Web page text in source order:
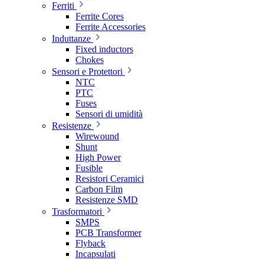
Ferriti
Ferrite Cores
Ferrite Accessories
Induttanze
Fixed inductors
Chokes
Sensori e Protettori
NTC
PTC
Fuses
Sensori di umidità
Resistenze
Wirewound
Shunt
High Power
Fusible
Resistori Ceramici
Carbon Film
Resistenze SMD
Trasformatori
SMPS
PCB Transformer
Flyback
Incapsulati